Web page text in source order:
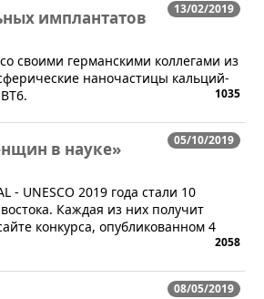
13/02/2019
имплантатов
своими германскими коллегами из
наночастицы кальций-
1035
05/10/2019
в науке»
UNESCO 2019 года стали 10
Каждая из них получит
конкурса, опубликованном 4
2058
08/05/2019